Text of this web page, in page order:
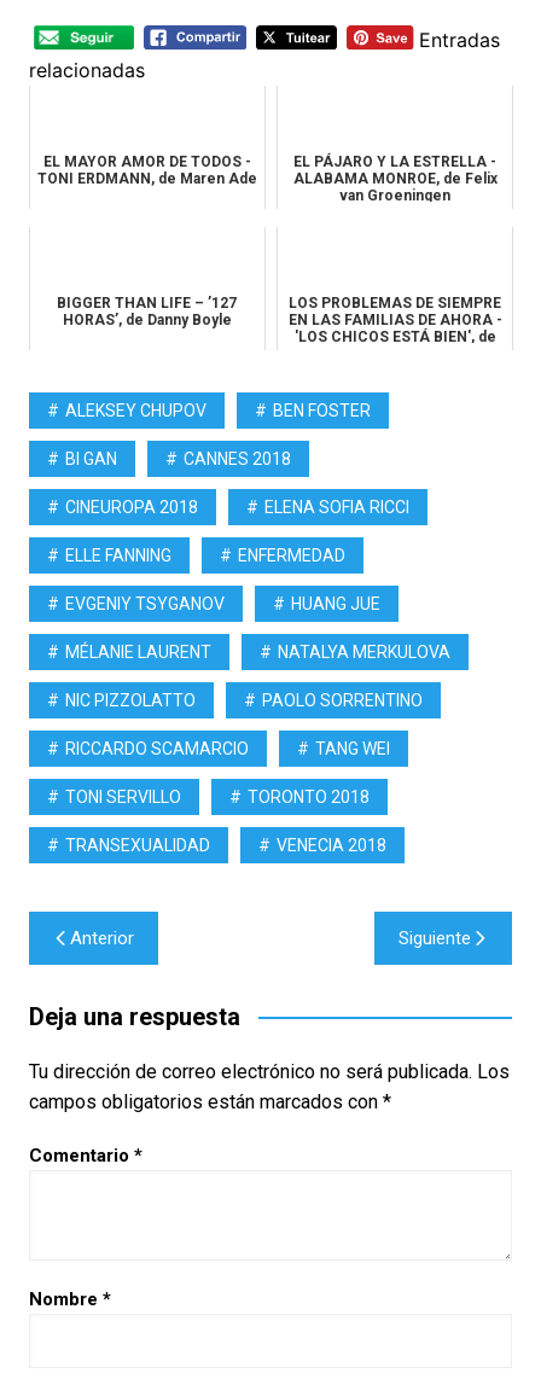
Entradas
relacionadas
EL MAYOR AMOR DE TODOS -
TONI ERDMANN, de Maren Ade
EL PÁJARO Y LA ESTRELLA -
ALABAMA MONROE, de Felix
van Groeningen
BIGGER THAN LIFE – ’127
HORAS’, de Danny Boyle
LOS PROBLEMAS DE SIEMPRE
EN LAS FAMILIAS DE AHORA -
'LOS CHICOS ESTÁ BIEN', de
ALEKSEY CHUPOV BEN FOSTER
BI GAN CANNES 2018
CINEUROPA 2018 ELENA SOFIA RICCI
ELLE FANNING ENFERMEDAD
EVGENIY TSYGANOV HUANG JUE
MÉLANIE LAURENT NATALYA MERKULOVA
NIC PIZZOLATTO PAOLO SORRENTINO
RICCARDO SCAMARCIO TANG WEI
TONI SERVILLO TORONTO 2018
TRANSEXUALIDAD VENECIA 2018
Navegación
de
entradas
Anterior Siguiente
Deja una respuesta
Tu dirección de correo electrónico no será publicada. Los
campos obligatorios están marcados con *
Comentario *
Nombre *